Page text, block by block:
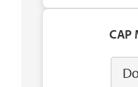
CAP